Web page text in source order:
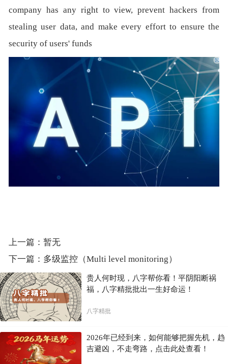
company has any right to view, prevent hackers from
stealing user data, and make every effort to ensure the
security of users' funds
上一篇：暂无
下一篇： 多级监控（Multi level monitoring）
贵人何时现，八字帮你看！平阴阳断祸
福，八字精批批出一生好命运！
八字精批
2026年已经到来，如何能够把握先机，趋
吉避凶，不走弯路，点击此处查看！